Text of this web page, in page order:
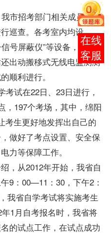
市招考部门相关成员前往
巡查。各考室内均设
号屏蔽仪”等设备，预防
出动搬移式无线电监测测
顺利进行。
试在22日、23日进行，
，197个考场，其中，绵阳
考生更好地发挥出自己的
做好了考点设置、安全保
力等保障工作。
从2012年开始，我省自
9：00—11：30，下午2：
我省自学考试将实施考生
1月自考报名时，我省将
的试点工作，在试点成功
在线
客服